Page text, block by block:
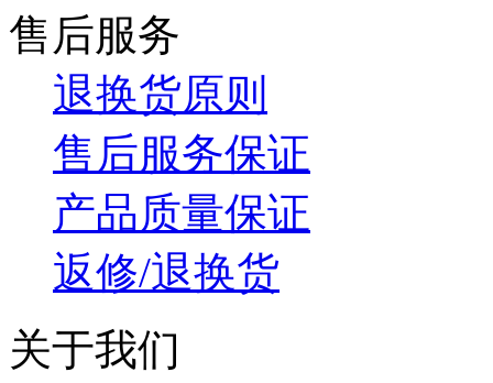
售后服务
退换货原则
售后服务保证
产品质量保证
返修/退换货
关于我们